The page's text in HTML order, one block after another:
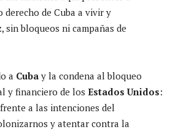
de Cuba a vivir y
sin bloqueos ni campañas de
a Cuba y la condena al bloqueo
y financiero de los Estados Unidos:
a las intenciones del
y atentar contra la